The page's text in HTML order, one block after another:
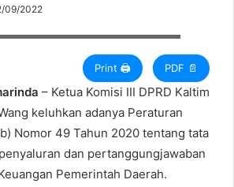
09/2022
Print 🖨 PDF 📄
– Ketua Komisi III DPRD Kaltim
keluhkan adanya Peraturan
Nomor 49 Tahun 2020 tentang tata
dan pertanggungjawaban
Pemerintah Daerah.